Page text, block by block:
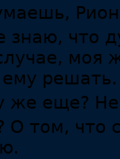
знаю, что
моя
решать.
же еще?
О том, что